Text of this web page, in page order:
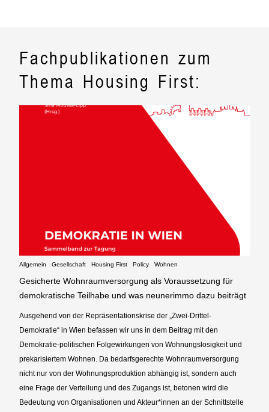
Fachpublikationen zum
Thema Housing First:
Allgemein Gesellschaft Housing First Policy Wohnen
Gesicherte Wohnraumversorgung als Voraussetzung für
demokratische Teilhabe und was neunerimmo dazu beiträgt
Ausgehend von der Repräsentationskrise der „Zwei-Drittel-
Demokratie“ in Wien befassen wir uns in dem Beitrag mit den
Demokratie-politischen Folgewirkungen von Wohnungslosigkeit und
prekarisiertem Wohnen. Da bedarfsgerechte Wohnraumversorgung
nicht nur von der Wohnungsproduktion abhängig ist, sondern auch
eine Frage der Verteilung und des Zugangs ist, betonen wird die
Bedeutung von Organisationen und Akteur*innen an der Schnittstelle